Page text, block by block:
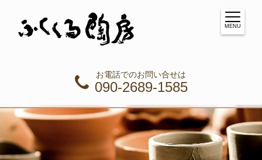
お電話でのお問い合せは
090-2689-1585
MENU